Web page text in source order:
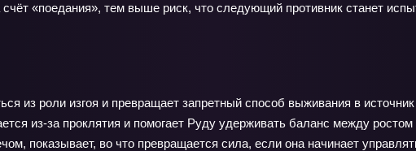
«поедания», тем выше риск, что следующий противник станет
из роли изгоя и превращает запретный способ выживания в
из-за проклятия и помогает Руду удерживать баланс между
показывает, во что превращается сила, если она начинает